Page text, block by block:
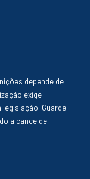
depende de
exige
Guarde
alcance de